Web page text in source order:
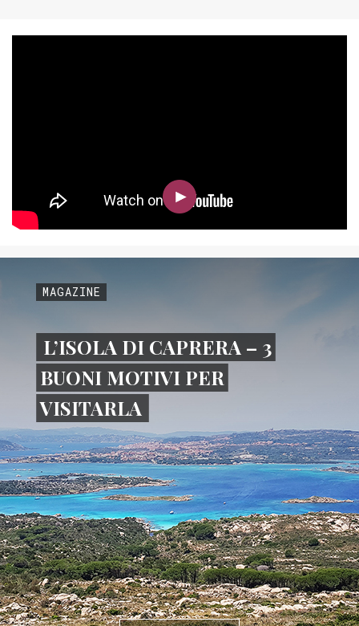
MAGAZINE
L’ISOLA DI CAPRERA – 3
BUONI MOTIVI PER
VISITARLA